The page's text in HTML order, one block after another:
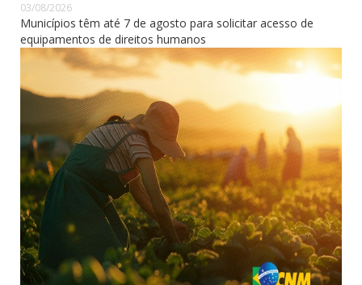
03/08/2026
Municípios têm até 7 de agosto para solicitar acesso de
equipamentos de direitos humanos